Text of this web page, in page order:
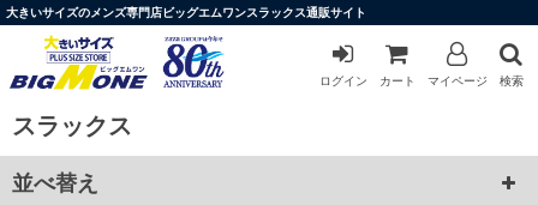
大きいサイズのメンズ専門店ビッグエムワンスラックス通販サイト
ログイン カート マイページ 検索
スラックス
並べ替え